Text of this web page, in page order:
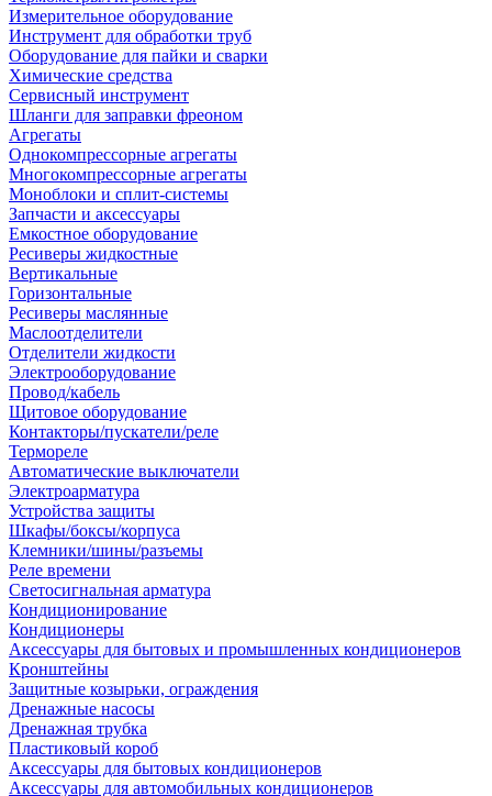
Измерительное оборудование
Инструмент для обработки труб
Оборудование для пайки и сварки
Химические средства
Сервисный инструмент
Шланги для заправки фреоном
Агрегаты
Однокомпрессорные агрегаты
Многокомпрессорные агрегаты
Моноблоки и сплит-системы
Запчасти и аксессуары
Емкостное оборудование
Ресиверы жидкостные
Вертикальные
Горизонтальные
Ресиверы маслянные
Маслоотделители
Отделители жидкости
Электрооборудование
Провод/кабель
Щитовое оборудование
Контакторы/пускатели/реле
Термореле
Автоматические выключатели
Электроарматура
Устройства защиты
Шкафы/боксы/корпуса
Клемники/шины/разъемы
Реле времени
Светосигнальная арматура
Кондиционирование
Кондиционеры
Аксессуары для бытовых и промышленных кондиционеров
Кронштейны
Защитные козырьки, ограждения
Дренажные насосы
Дренажная трубка
Пластиковый короб
Аксессуары для бытовых кондиционеров
Аксессуары для автомобильных кондиционеров